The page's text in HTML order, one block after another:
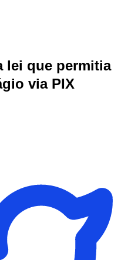
lei que permitia
via PIX